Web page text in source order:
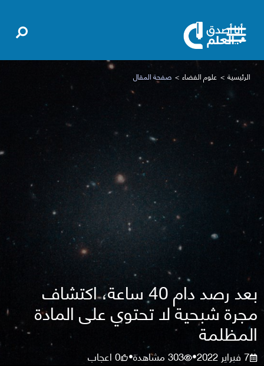
الرئيسية علوم الفضاء صفحة المقال
بعد رصد دام 40 ساعة، اكتشاف
مجرة شبحية لا تحتوي على المادة
المظلمة
7 فبراير 2022 •
303مشاهدة•
0اعجاب